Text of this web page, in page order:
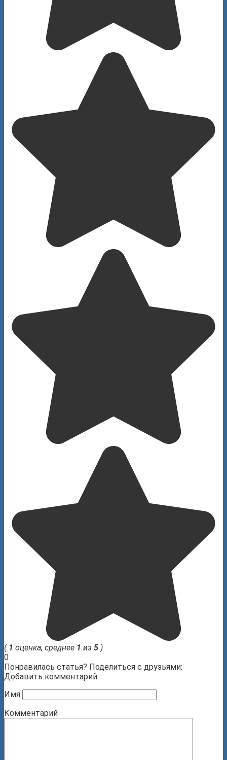
( 1 оценка, среднее 1 из 5 )
0
Понравилась статья? Поделиться с друзьями:
Добавить комментарий
Имя
Комментарий